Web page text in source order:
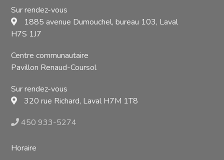
Sur rendez-vous
1885 avenue Dumouchel, bureau 103, Laval
H7S 1J7
Centre communautaire
Pavillon Renaud-Coursol
Sur rendez-vous
320 rue Richard, Laval H7M 1T8
450 933-5274
Horaire